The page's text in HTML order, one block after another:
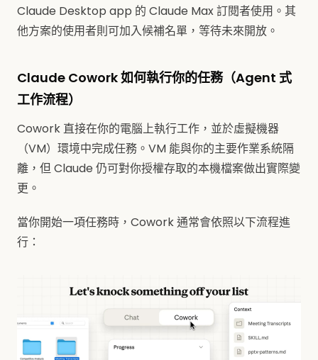
Claude Desktop app 的 Claude Max 訂閱者使用。其
他方案的使用者則可加入候補名單，等待未來開放。
Claude Cowork 如何執行你的任務（Agent 式
工作流程）
Cowork 直接在你的電腦上執行工作，並於虛擬機器
（VM）環境中完成任務。VM 能與你的主要作業系統隔
離，但 Claude 仍可對你授權存取的本機檔案做出實際變
更。
當你開始一項任務時，Cowork 通常會依照以下流程進
行：